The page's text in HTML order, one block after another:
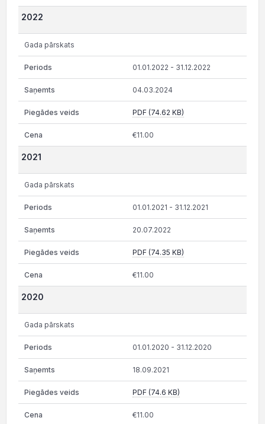
2022
Gada pārskats
01.01.2022 - 31.12.2022
04.03.2024
PDF (74.62 KB)
€11.00
2021
Gada pārskats
01.01.2021 - 31.12.2021
20.07.2022
PDF (74.35 KB)
€11.00
2020
Gada pārskats
01.01.2020 - 31.12.2020
18.09.2021
PDF (74.6 KB)
€11.00